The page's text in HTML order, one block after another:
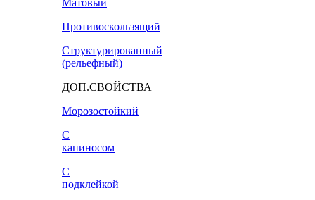
Матовый
Противоскользящий
Структурированный
(рельефный)
ДОП.СВОЙСТВА
Морозостойкий
С
капиносом
С
подклейкой